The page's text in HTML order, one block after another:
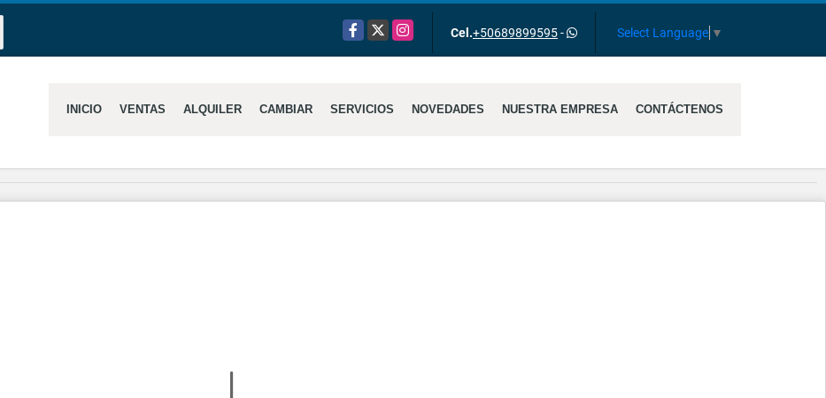
Facebook
X Instagram Cel.+50689899595- Select Language ▼
INICIO VENTAS ALQUILER CAMBIAR SERVICIOS NOVEDADES NUESTRA EMPRESA CONTÁCTENOS